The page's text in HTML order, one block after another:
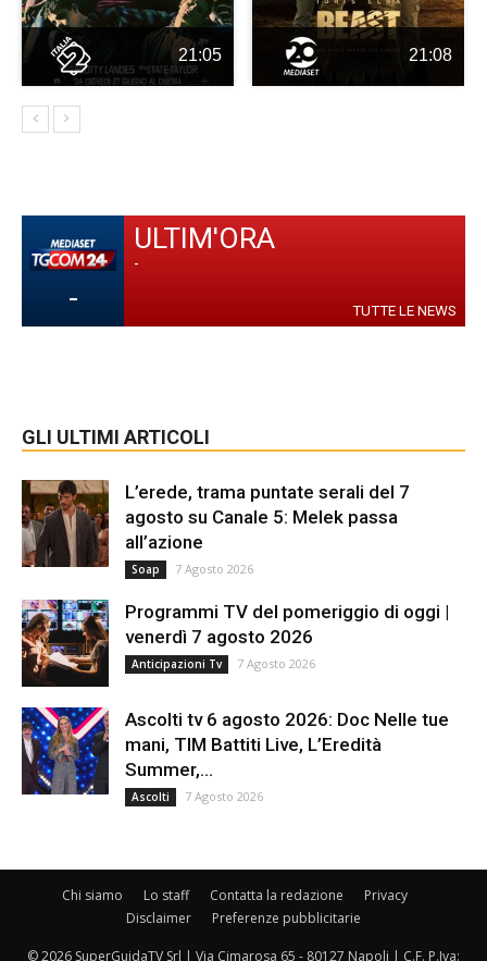
21:05 21:08
-
ULTIM'ORA
-
TUTTE LE NEWS
GLI ULTIMI ARTICOLI
L’erede, trama puntate serali del 7
agosto su Canale 5: Melek passa
all’azione
Soap 7 Agosto 2026
Programmi TV del pomeriggio di oggi |
venerdì 7 agosto 2026
Anticipazioni Tv 7 Agosto 2026
Ascolti tv 6 agosto 2026: Doc Nelle tue
mani, TIM Battiti Live, L’Eredità
Summer,...
Ascolti 7 Agosto 2026
Chi siamo Lo staff Contatta la redazione
Privacy
Disclaimer
Preferenze pubblicitarie
© 2026 SuperGuidaTV Srl | Via Cimarosa 65 - 80127 Napoli | C.F. P.Iva: